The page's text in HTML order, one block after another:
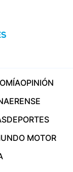
OPINIÓN
DEPORTES
MOTOR